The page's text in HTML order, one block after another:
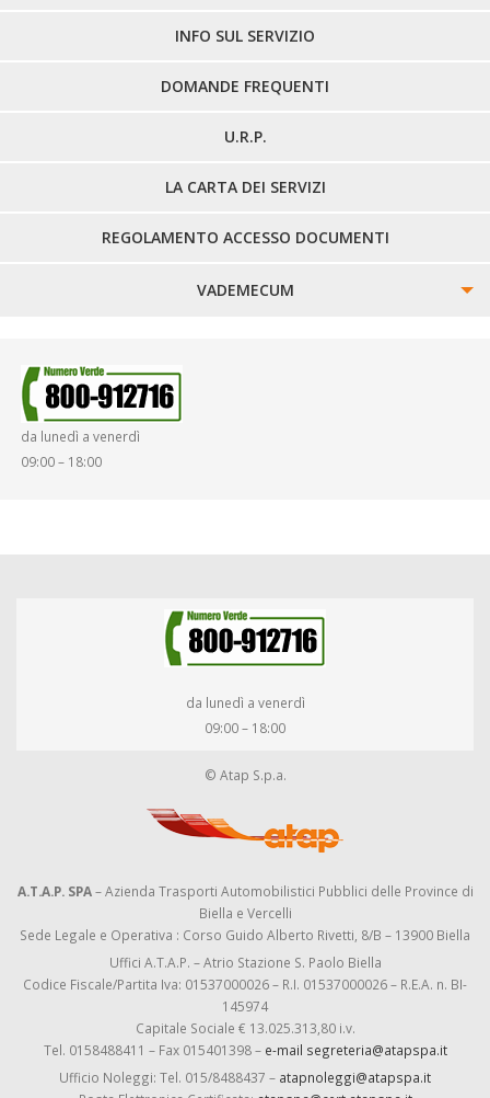
LINEE EXTRAURBANE
INFO SUL SERVIZIO
DOMANDE FREQUENTI
U.R.P.
LA CARTA DEI SERVIZI
REGOLAMENTO ACCESSO DOCUMENTI
VADEMECUM
SMARRIMENTO OGGETTI
da lunedì a venerdì
09:00 – 18:00
da lunedì a venerdì
09:00 – 18:00
© Atap S.p.a.
A.T.A.P. SPA– Azienda Trasporti Automobilistici Pubblici delle Province di
Biella e Vercelli
Sede Legale e Operativa : Corso Guido Alberto Rivetti, 8/B – 13900 Biella
Uffici A.T.A.P. – Atrio Stazione S. Paolo Biella
Codice Fiscale/Partita Iva: 01537000026 – R.I. 01537000026 – R.E.A. n. BI-
145974
Capitale Sociale € 13.025.313,80 i.v.
Tel. 0158488411 – Fax 015401398 – e-mail segreteria@atapspa.it
Ufficio Noleggi: Tel. 015/8488437 – atapnoleggi@atapspa.it